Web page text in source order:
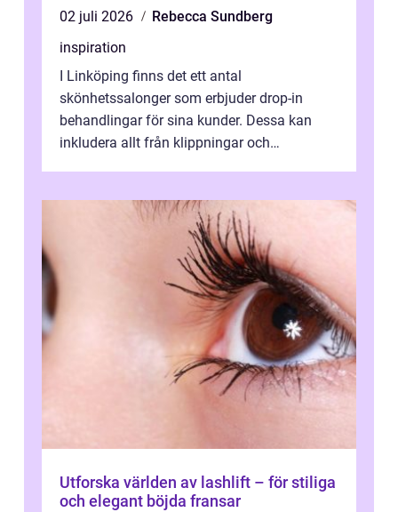
02 juli 2026
Rebecca Sundberg
inspiration
I Linköping finns det ett antal
skönhetssalonger som erbjuder drop-in
behandlingar för sina kunder. Dessa kan
inkludera allt från klippningar och
Utforska världen av lashlift – för stiliga
och elegant böjda fransar